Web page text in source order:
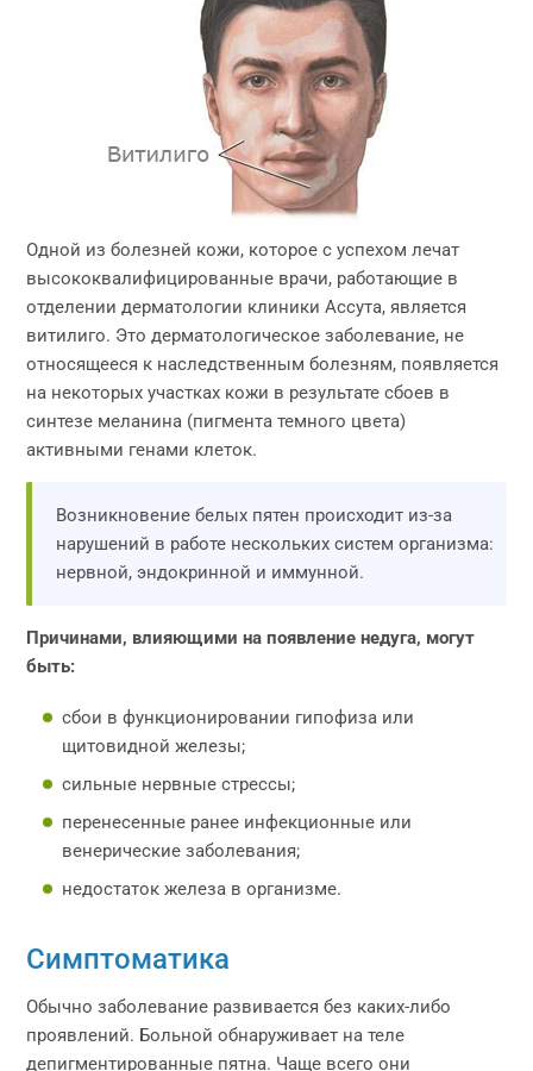
Одной из болезней кожи, которое с успехом лечат
высококвалифицированные врачи, работающие в
отделении дерматологии клиники Ассута, является
витилиго. Это дерматологическое заболевание, не
относящееся к наследственным болезням, появляется
на некоторых участках кожи в результате сбоев в
синтезе меланина (пигмента темного цвета)
активными генами клеток.
Возникновение белых пятен происходит из-за
нарушений в работе нескольких систем организма:
нервной, эндокринной и иммунной.
Причинами, влияющими на появление недуга, могут
быть:
сбои в функционировании гипофиза или
щитовидной железы;
сильные нервные стрессы;
перенесенные ранее инфекционные или
венерические заболевания;
недостаток железа в организме.
Симптоматика
Обычно заболевание развивается без каких-либо
проявлений. Больной обнаруживает на теле
депигментированные пятна. Чаще всего они